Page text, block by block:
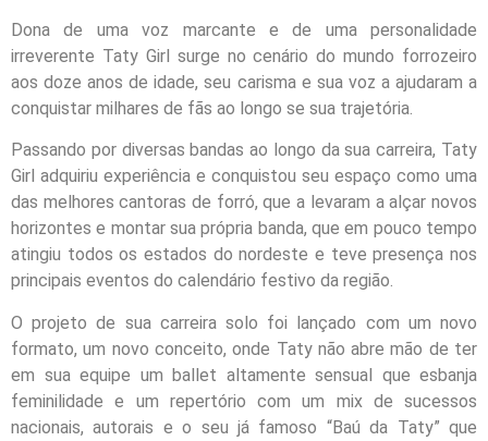
Dona de uma voz marcante e de uma personalidade
irreverente Taty Girl surge no cenário do mundo forrozeiro
aos doze anos de idade, seu carisma e sua voz a ajudaram a
conquistar milhares de fãs ao longo se sua trajetória.
Passando por diversas bandas ao longo da sua carreira, Taty
Girl adquiriu experiência e conquistou seu espaço como uma
das melhores cantoras de forró, que a levaram a alçar novos
horizontes e montar sua própria banda, que em pouco tempo
atingiu todos os estados do nordeste e teve presença nos
principais eventos do calendário festivo da região.
O projeto de sua carreira solo foi lançado com um novo
formato, um novo conceito, onde Taty não abre mão de ter
em sua equipe um ballet altamente sensual que esbanja
feminilidade e um repertório com um mix de sucessos
nacionais, autorais e o seu já famoso “Baú da Taty” que